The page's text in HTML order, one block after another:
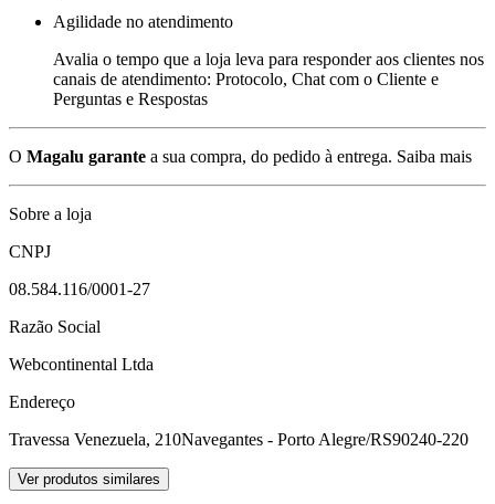
Agilidade no atendimento
Avalia o tempo que a loja leva para responder aos clientes nos
canais de atendimento: Protocolo, Chat com o Cliente e
Perguntas e Respostas
O Magalu garante a sua compra, do pedido à entrega. Saiba mais
Sobre a loja
CNPJ
08.584.116/0001-27
Razão Social
Webcontinental Ltda
Endereço
Travessa Venezuela, 210Navegantes - Porto Alegre/RS90240-220
Ver produtos similares